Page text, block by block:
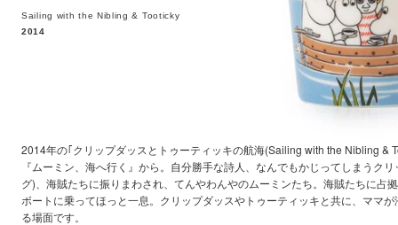
Sailing with the Nibling & Tooticky
2014
2014年の｢クリップダッスとトゥーティッキの航海(Sailing with the Nibling &
『ムーミン、海へ行く』から。自分勝手な詩人、なんでもかじってしまうク
グ)、海賊たちに振りまわされ、てんやわんやのムーミンたち。海賊たちに占
ボートに乗ってほっと一息。クリップダッスやトゥーティッキと共に、ママ
る場面です。